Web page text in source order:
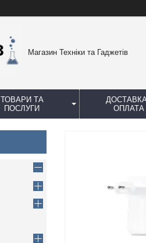
Магазин Техніки та Гаджетів
ТОВАРИ ТА
ПОСЛУГИ
ДОСТАВКА
ОПЛАТА